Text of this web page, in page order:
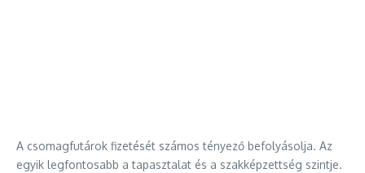
A csomagfutárok fizetését számos tényező befolyásolja. Az
egyik legfontosabb a tapasztalat és a szakképzettség szintje.